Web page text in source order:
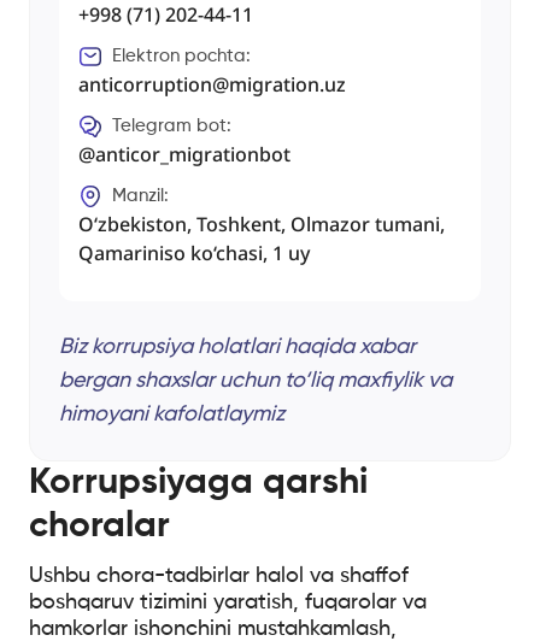
+998 (71) 202-44-11
Elektron pochta:
anticorruption@migration.uz
Telegram bot:
@anticor_migrationbot
Manzil :
O‘zbekiston, Toshkent, Olmazor tumani,
Qamariniso ko‘chasi, 1 uy
Biz korrupsiya holatlari haqida xabar
bergan shaxslar uchun to‘liq maxfiylik va
himoyani kafolatlaymiz
Korrupsiyaga qarshi
choralar
Ushbu chora-tadbirlar halol va shaffof
boshqaruv tizimini yaratish, fuqarolar va
hamkorlar ishonchini mustahkamlash,